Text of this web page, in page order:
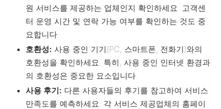
원 서비스를 제공하는 업체인지 확인하세요. 고객센
터 운영 시간 및 연락 가능 여부를 확인하는 것도 중
요합니다.
호환성: 사용 중인 기기(PC, 스마트폰, 전화기)와의
호환성을 확인하세요. 특히, 사용 중인 인터넷 환경과
의 호환성은 중요한 요소입니다.
사용 후기: 다른 사용자들의 후기를 참고하여 서비스
만족도를 예측하세요. 각 서비스 제공업체의 홈페이